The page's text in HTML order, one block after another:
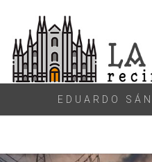
content
EDUARDO